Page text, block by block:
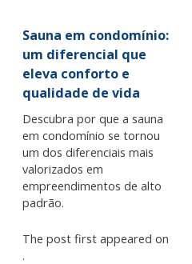
Sauna em condomínio:
um diferencial que
eleva conforto e
qualidade de vida
Descubra por que a sauna
em condomínio se tornou
um dos diferenciais mais
valorizados em
empreendimentos de alto
padrão.
The post first appeared on
.